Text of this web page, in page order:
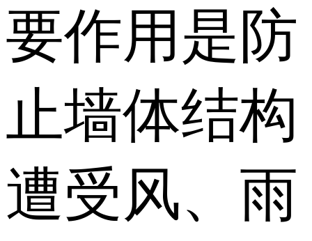
要作用是防
止墙体结构
遭受风、雨